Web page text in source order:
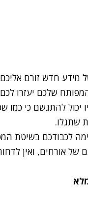
חדש זורם אליכם
שלכם יעזרו
להתגשם כי כמו
שתגלו.
לכבודכם בשיטת
אורחים, ואין